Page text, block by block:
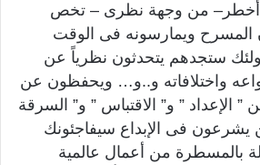
أخطر– من وجهة نظرى – تخص
ويمارسونه فى الوقت
ستجدهم يتحدثون نظرياً عن
واختلافاته و..و… ويحفظون عن
الإعداد ” و” الاقتباس ” و” السرقة
يشرعون فى الإبداع سيفاجئونك
بالمسطرة من أعمال عالمية